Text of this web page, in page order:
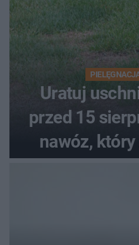
Uratuj
przed 15
nawóz,